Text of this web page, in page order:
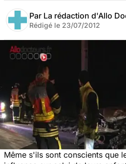
Par La rédaction d'Allo
Rédigé le 23/07/2012
Même s'ils sont conscients que